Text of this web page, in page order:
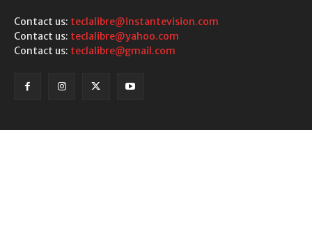
Contact us: teclalibre@instantevision.com
Contact us: teclalibre@yahoo.com
Contact us: teclalibre@gmail.com